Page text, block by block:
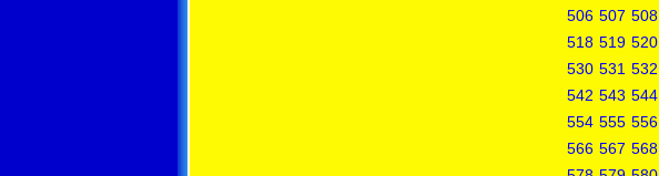
506 507 508
518 519 520
530 531 532
542 543 544
554 555 556
566 567 568